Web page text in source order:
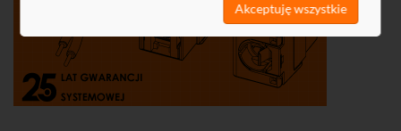
Akceptuję wszystkie